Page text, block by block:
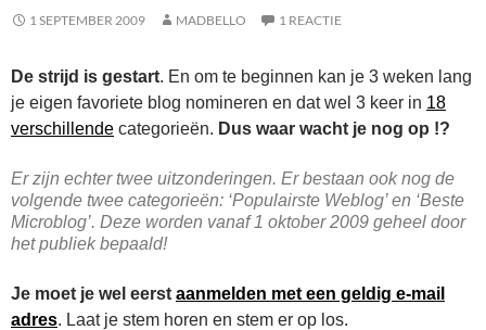
1 SEPTEMBER 2009 MADBELLO 1 REACTIE
De strijd is gestart. En om te beginnen kan je 3 weken lang
je eigen favoriete blog nomineren en dat wel 3 keer in 18
verschillende categorieën. Dus waar wacht je nog op !?
Er zijn echter twee uitzonderingen. Er bestaan ook nog de
volgende twee categorieën: ‘Populairste Weblog’ en ‘Beste
Microblog’. Deze worden vanaf 1 oktober 2009 geheel door
het publiek bepaald!
Je moet je wel eerst aanmelden met een geldig e-mail
adres. Laat je stem horen en stem er op los.